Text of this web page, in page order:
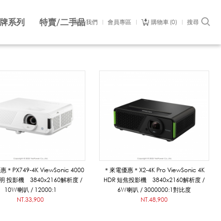
關於我們 會員專區 購物車 0 搜尋
系列 特賣/二手品
惠＊PX749-4K ViewSonic 4000
投影機 3840x2160解析度 /
10W喇叭 / 12000:1
NT.33,900
＊來電優惠＊X2-4K Pro ViewSonic 4K
HDR 短焦投影機 3840x2160解析度 /
6W喇叭 / 3000000:1對比度
NT.48,900